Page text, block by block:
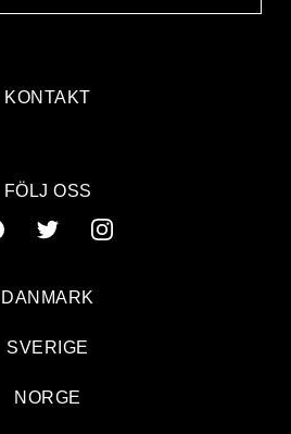
KONTAKT
FÖLJ OSS
DANMARK
SVERIGE
NORGE